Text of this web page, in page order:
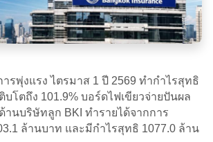
รพุ่งแรง ไตรมาส 1 ปี 2569 ทำกำไรสุทธิ
บโตถึง 101.9% บอร์ดไฟเขียวจ่ายปันผล
านบริษัทลูก BKI ทำรายได้จากการ
ล้านบาท และมีกำไรสุทธิ 1077.0 ล้าน